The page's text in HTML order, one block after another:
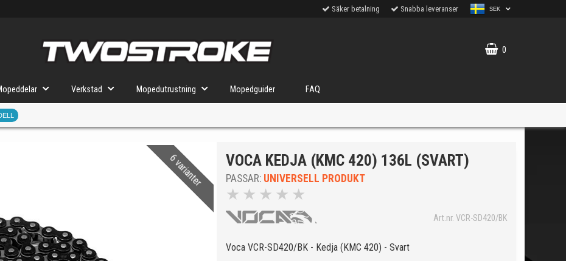
Säker betalning Snabba leveranser SEK
0
Verkstad Mopedutrustning Mopedguider FAQ
FÖR RÄTT DELAR
du valt kommer butiken visa delar för vald moped och universella produkter.
6 varianter VOCA KEDJA (KMC 420) 136L (SVART)
PASSAR: UNIVERSELL PRODUKT
★ ★ ★ ★ ★
Art.nr. VCR-SD420/BK
Voca VCR-SD420/BK - Kedja (KMC 420) - Svart